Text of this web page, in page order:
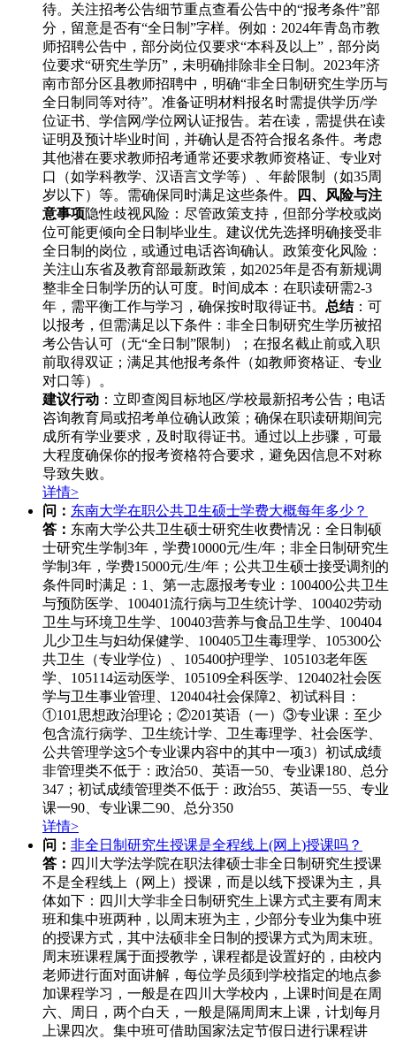
待。关注招考公告细节重点查看公告中的“报考条件”部
分，留意是否有“全日制”字样。例如：2024年青岛市教
师招聘公告中，部分岗位仅要求“本科及以上”，部分岗
位要求“研究生学历”，未明确排除非全日制。2023年济
南市部分区县教师招聘中，明确“非全日制研究生学历与
全日制同等对待”。准备证明材料报名时需提供学历/学
位证书、学信网/学位网认证报告。若在读，需提供在读
证明及预计毕业时间，并确认是否符合报名条件。考虑
其他潜在要求教师招考通常还要求教师资格证、专业对
口（如学科教学、汉语言文学等）、年龄限制（如35周
岁以下）等。需确保同时满足这些条件。
四、风险与注
意事项隐性歧视风险：尽管政策支持，但部分学校或岗
位可能更倾向全日制毕业生。建议优先选择明确接受非
全日制的岗位，或通过电话咨询确认。政策变化风险：
关注山东省及教育部最新政策，如2025年是否有新规调
整非全日制学历的认可度。时间成本：在职读研需2-3
年，需平衡工作与学习，确保按时取得证书。 总结：可
以报考，但需满足以下条件：非全日制研究生学历被招
考公告认可（无“全日制”限制）；在报名截止前或入职
前取得双证；满足其他报考条件（如教师资格证、专业
对口等）。
建议行动 ：立即查阅目标地区/学校最新招考公告；电话
咨询教育局或招考单位确认政策；确保在职读研期间完
成所有学业要求，及时取得证书。通过以上步骤，可最
大程度确保你的报考资格符合要求，避免因信息不对称
导致失败。
详情>
问： 东南大学在职公共卫生硕士学费大概每年多少？
答： 东南大学公共卫生硕士研究生收费情况：全日制硕
士研究生学制3年，学费10000元/生/年；非全日制研究生
学制3年，学费15000元/生/年；公共卫生硕士接受调剂的
条件同时满足：1、第一志愿报考专业：100400公共卫生
与预防医学、100401流行病与卫生统计学、100402劳动
卫生与环境卫生学、100403营养与食品卫生学、100404
儿少卫生与妇幼保健学、100405卫生毒理学、105300公
共卫生（专业学位）、105400护理学、105103老年医
学、105114运动医学、105109全科医学、120402社会医
学与卫生事业管理、120404社会保障2、初试科目：
①101思想政治理论；②201英语（一）③专业课：至少
包含流行病学、卫生统计学、卫生毒理学、社会医学、
公共管理学这5个专业课内容中的其中一项3）初试成绩
非管理类不低于：政治50、英语一50、专业课180、总分
347；初试成绩管理类不低于：政治55、英语一55、专业
课一90、专业课二90、总分350
详情>
问： 非全日制研究生授课是全程线上(网上)授课吗？
答： 四川大学法学院在职法律硕士非全日制研究生授课
不是全程线上（网上）授课，而是以线下授课为主，具
体如下：四川大学非全日制研究生上课方式主要有周末
班和集中班两种，以周末班为主，少部分专业为集中班
的授课方式，其中法硕非全日制的授课方式为周末班。
周末班课程属于面授教学，课程都是设置好的，由校内
老师进行面对面讲解，每位学员须到学校指定的地点参
加课程学习，一般是在四川大学校内，上课时间是在周
六、周日，两个白天，一般是隔周周末上课，计划每月
上课四次。集中班可借助国家法定节假日进行课程讲